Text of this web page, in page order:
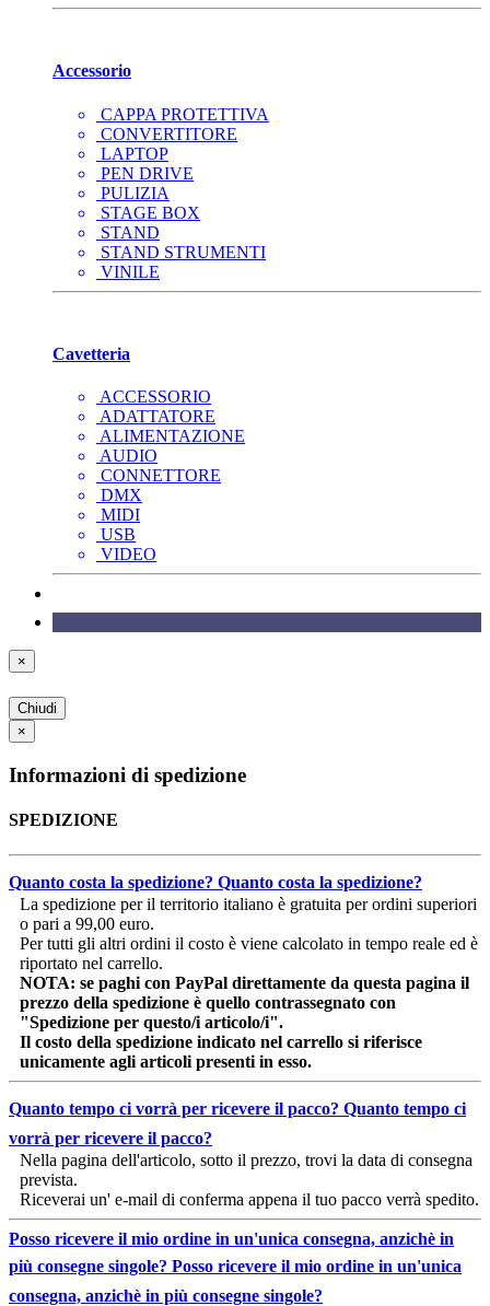
Accessorio
CAPPA PROTETTIVA
CONVERTITORE
LAPTOP
PEN DRIVE
PULIZIA
STAGE BOX
STAND
STAND STRUMENTI
VINILE
Cavetteria
ACCESSORIO
ADATTATORE
ALIMENTAZIONE
AUDIO
CONNETTORE
DMX
MIDI
USB
VIDEO
×
Chiudi
×
Informazioni di spedizione
SPEDIZIONE
Quanto costa la spedizione? Quanto costa la spedizione?
La spedizione per il territorio italiano è gratuita per ordini superiori
o pari a 99,00 euro.
Per tutti gli altri ordini il costo è viene calcolato in tempo reale ed è
riportato nel carrello.
NOTA: se paghi con PayPal direttamente da questa pagina il
prezzo della spedizione è quello contrassegnato con
"Spedizione per questo/i articolo/i".
Il costo della spedizione indicato nel carrello si riferisce
unicamente agli articoli presenti in esso.
Quanto tempo ci vorrà per ricevere il pacco? Quanto tempo ci
vorrà per ricevere il pacco?
Nella pagina dell'articolo, sotto il prezzo, trovi la data di consegna
prevista.
Riceverai un' e-mail di conferma appena il tuo pacco verrà spedito.
Posso ricevere il mio ordine in un'unica consegna, anzichè in
più consegne singole? Posso ricevere il mio ordine in un'unica
consegna, anzichè in più consegne singole?